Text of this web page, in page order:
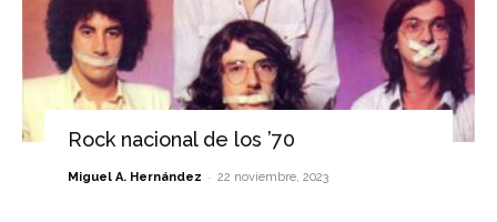
Rock nacional de los ’70
Miguel A. Hernández - 22 noviembre, 2023